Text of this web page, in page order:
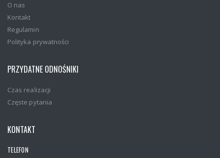
O nas
Kontakt
Regulamin
Polityka prywatności
PRZYDATNE ODNOŚNIKI
Czas realizacji
Częste pytania
KONTAKT
TELEFON